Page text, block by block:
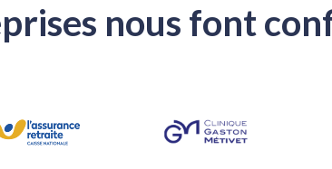
nous font